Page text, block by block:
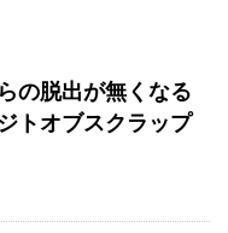
の脱出が無くなる
トオブスクラップ